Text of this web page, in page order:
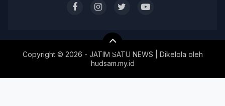
Copyright © 2026 - JATIM SATU NEWS | Dikelola oleh
hudsam.my.id